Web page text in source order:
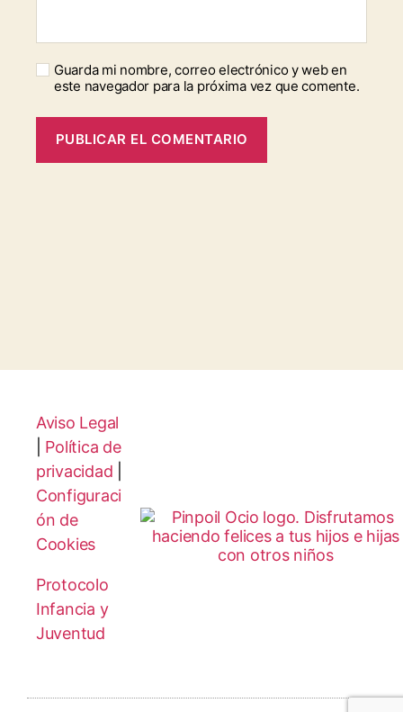
Guarda mi nombre, correo electrónico y web en
este navegador para la próxima vez que comente.
Aviso Legal
Política de
privacidad
Configuraci
ón de
Cookies
Protocolo
Infancia y
Juventud